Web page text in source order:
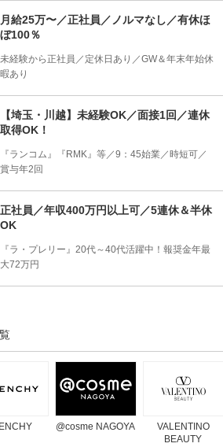
月給25万〜／正社員／ノルマなし／有休ほ
ぼ100％
未経験から正社員／定休日あり／GW＆年末年始休
暇あり
【埼玉・川越】未経験OK／面接1回／連休
取得OK！
『ランコム』『RMK』等／9：45始業／時短可／
賞与年2回
正社員／年収400万円以上可／5連休＆半休
OK
『ラ・プレリー』20代～40代活躍中！報奨金年最
大72万円
@cosme NAGOYA
VALENTINO
BEAUTY